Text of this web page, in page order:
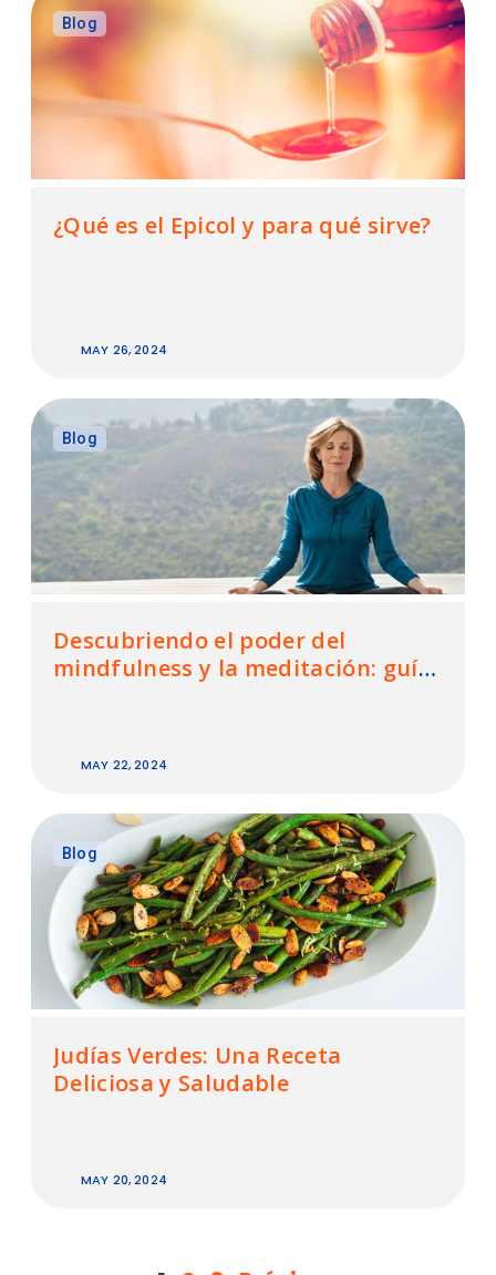
Blog
¿Qué es el Epicol y para qué sirve?
MAY 26, 2024
Blog
Descubriendo el poder del
mindfulness y la meditación: guía
MAY 22, 2024
Blog
Judías Verdes: Una Receta
Deliciosa y Saludable
MAY 20, 2024